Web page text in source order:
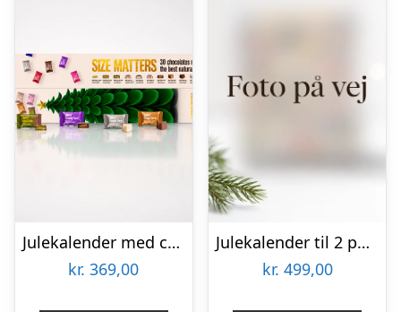
Julekalender med chokolade ‘Size matters’ – Simply Chocolate
kr. 369,00
Julekalender til 2 personer med fyldte chokolader fra Anker Chokolade
kr. 499,00